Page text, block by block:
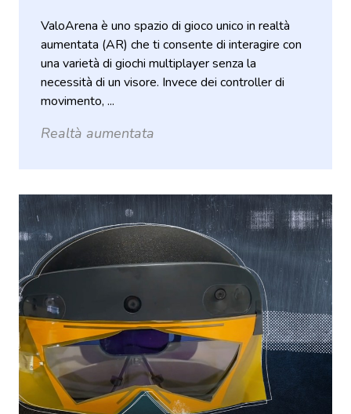
ValoArena è uno spazio di gioco unico in realtà
aumentata (AR) che ti consente di interagire con
una varietà di giochi multiplayer senza la
necessità di un visore. Invece dei controller di
movimento, ...
Realtà aumentata